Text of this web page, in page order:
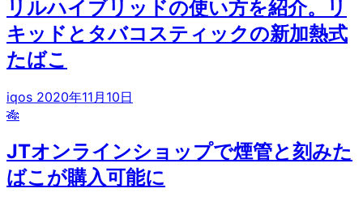
リルハイブリッドの使い方を紹介。リ
キッドとタバコスティックの新加熱式
たばこ
iqos 2020年11月10日
🎋
JTオンラインショップで煙管と刻みた
ばこが購入可能に